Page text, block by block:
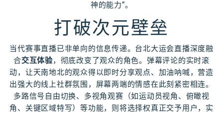
神的能力”。
打破次元壁垒
当代赛事直播已非单向的信息传递。台北大运会直播深度融
合交互体验，彻底改变了观众的角色。弹幕评论的实时滚
动，让天南地北的观众得以即时分享观点、加油呐喊，营造
出强大的线上社群氛围，屏幕两端的情感在此刻紧密相连。
多路信号自由切换、多视角观赛（如运动员视角、俯瞰视
角、关键区域特写）等功能，则将选择权真正交予用户，实